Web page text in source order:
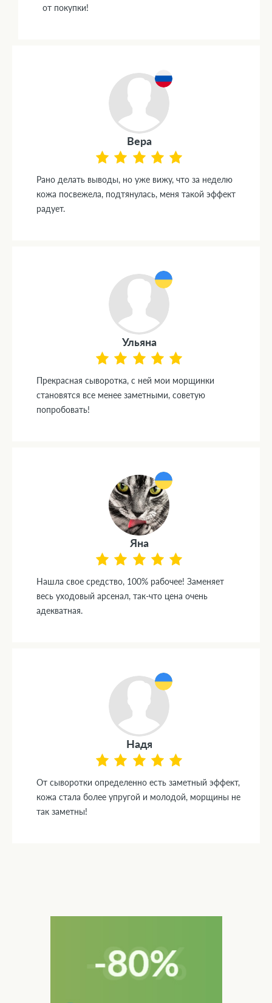
от покупки!
Вера
Рано делать выводы, но уже вижу, что за неделю
кожа посвежела, подтянулась, меня такой эффект
радует.
Ульяна
Прекрасная сыворотка, с ней мои морщинки
становятся все менее заметными, советую
попробовать!
Яна
Нашла свое средство, 100% рабочее! Заменяет
весь уходовый арсенал, так-что цена очень
адекватная.
Надя
От сыворотки определенно есть заметный эффект,
кожа стала более упругой и молодой, морщины не
так заметны!